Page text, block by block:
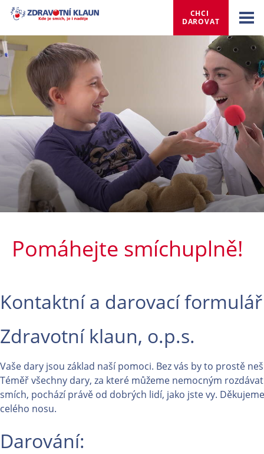
CHCI
DAROVAT
Pomáhejte smíchuplně!
Kontaktní a darovací formulář
Zdravotní klaun, o.p.s.
Vaše dary jsou základ naší pomoci. Bez vás by to prostě
Téměř všechny dary, za které můžeme nemocným rozdávat
smích, pochází právě od dobrých lidí, jako jste vy.
celého nosu.
Darování: